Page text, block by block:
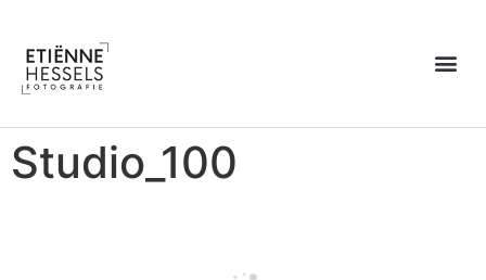
Studio_100